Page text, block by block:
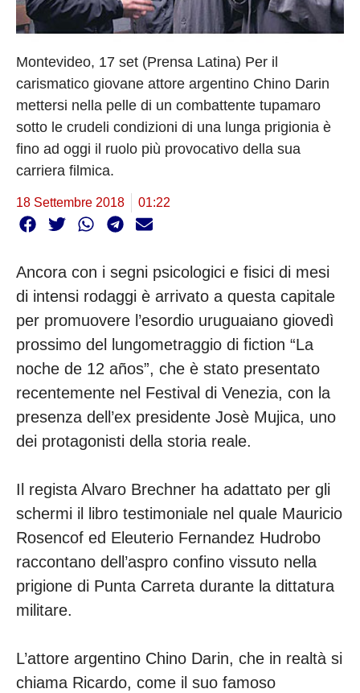
Montevideo, 17 set (Prensa Latina) Per il
carismatico giovane attore argentino Chino Darin
mettersi nella pelle di un combattente tupamaro
sotto le crudeli condizioni di una lunga prigionia è
fino ad oggi il ruolo più provocativo della sua
carriera filmica.
18 Settembre 2018 01:22
Ancora con i segni psicologici e fisici di mesi
di intensi rodaggi è arrivato a questa capitale
per promuovere l’esordio uruguaiano giovedì
prossimo del lungometraggio di fiction “La
noche de 12 años”, che è stato presentato
recentemente nel Festival di Venezia, con la
presenza dell’ex presidente Josè Mujica, uno
dei protagonisti della storia reale.
Il regista Alvaro Brechner ha adattato per gli
schermi il libro testimoniale nel quale Mauricio
Rosencof ed Eleuterio Fernandez Hudrobo
raccontano dell’aspro confino vissuto nella
prigione di Punta Carreta durante la dittatura
militare.
L’attore argentino Chino Darin, che in realtà si
chiama Ricardo, come il suo famoso